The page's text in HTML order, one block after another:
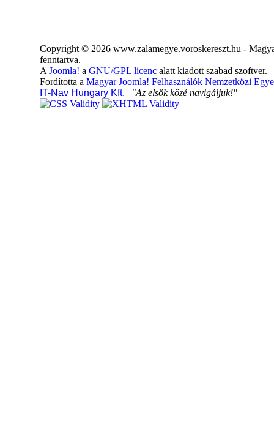
Copyright © 2026 www.zalamegye.voroskereszt.hu -
fenntartva.
A Joomla! a GNU/GPL licenc alatt kiadott szabad szoftver.
Fordította a Magyar Joomla! Felhasználók Nemzetközi
IT-Nav Hungary Kft. | "Az elsők közé navigáljuk!"